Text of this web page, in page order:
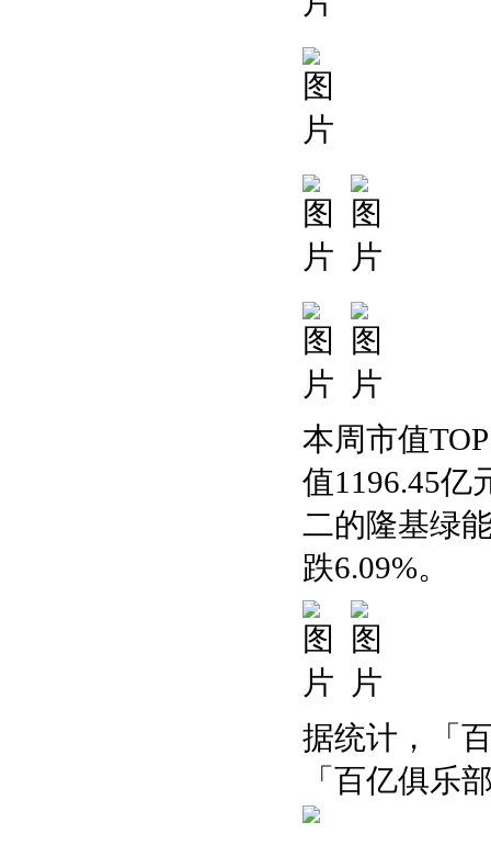
本周市值
值1196.45亿
二的隆基绿
跌6.09%。
据统计，「
「百亿俱乐